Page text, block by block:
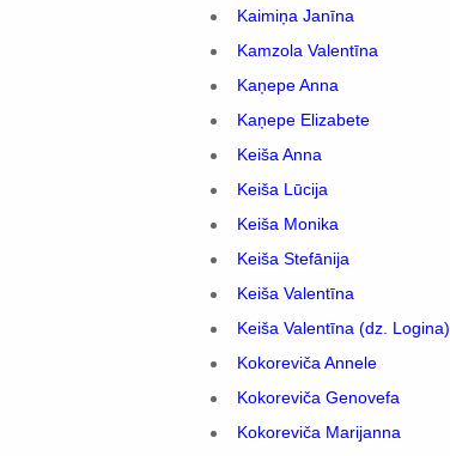
Kaimiņa Janīna
Kamzola Valentīna
Kaņepe Anna
Kaņepe Elizabete
Keiša Anna
Keiša Lūcija
Keiša Monika
Keiša Stefānija
Keiša Valentīna
Keiša Valentīna (dz. Logina)
Kokoreviča Annele
Kokoreviča Genovefa
Kokoreviča Marijanna